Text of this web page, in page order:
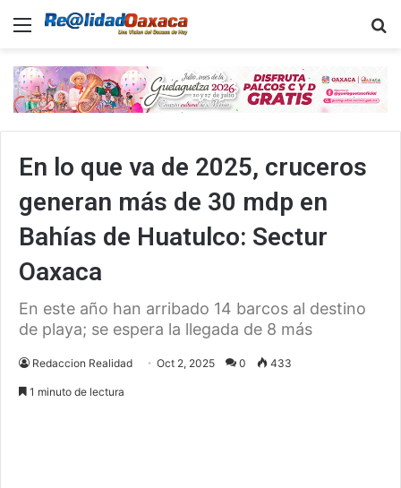
Menu
En lo que va de 2025, cruceros
generan más de 30 mdp en
Bahías de Huatulco: Sectur
Oaxaca
En este año han arribado 14 barcos al destino
de playa; se espera la llegada de 8 más
Redaccion Realidad Oct 2, 2025 0 433
1 minuto de lectura